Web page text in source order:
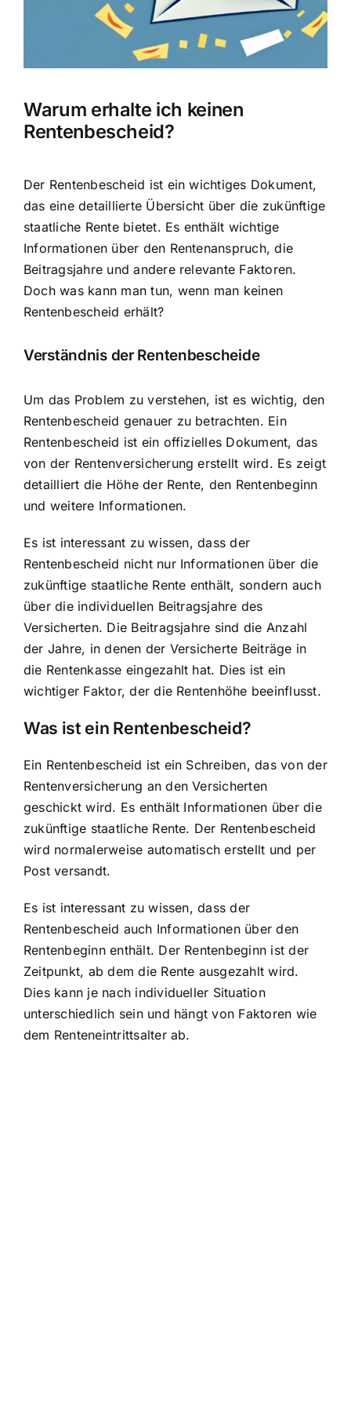
Hausratversicherung
Berufsunfähigkeitsversicherung
Weitere Tarifvergleiche
Warum erhalte ich keinen
Rentenbescheid?
Der Rentenbescheid ist ein wichtiges Dokument,
das eine detaillierte Übersicht über die zukünftige
staatliche Rente bietet. Es enthält wichtige
Informationen über den Rentenanspruch, die
Beitragsjahre und andere relevante Faktoren.
Doch was kann man tun, wenn man keinen
Rentenbescheid erhält?
Verständnis der Rentenbescheide
Um das Problem zu verstehen, ist es wichtig, den
Rentenbescheid genauer zu betrachten. Ein
Rentenbescheid ist ein offizielles Dokument, das
von der Rentenversicherung erstellt wird. Es zeigt
detailliert die Höhe der Rente, den Rentenbeginn
und weitere Informationen.
Es ist interessant zu wissen, dass der
Rentenbescheid nicht nur Informationen über die
zukünftige staatliche Rente enthält, sondern auch
über die individuellen Beitragsjahre des
Versicherten. Die Beitragsjahre sind die Anzahl
der Jahre, in denen der Versicherte Beiträge in
die Rentenkasse eingezahlt hat. Dies ist ein
wichtiger Faktor, der die Rentenhöhe beeinflusst.
Was ist ein Rentenbescheid?
Ein Rentenbescheid ist ein Schreiben, das von der
Rentenversicherung an den Versicherten
geschickt wird. Es enthält Informationen über die
zukünftige staatliche Rente. Der Rentenbescheid
wird normalerweise automatisch erstellt und per
Post versandt.
Es ist interessant zu wissen, dass der
Rentenbescheid auch Informationen über den
Rentenbeginn enthält. Der Rentenbeginn ist der
Zeitpunkt, ab dem die Rente ausgezahlt wird.
Dies kann je nach individueller Situation
unterschiedlich sein und hängt von Faktoren wie
dem Renteneintrittsalter ab.